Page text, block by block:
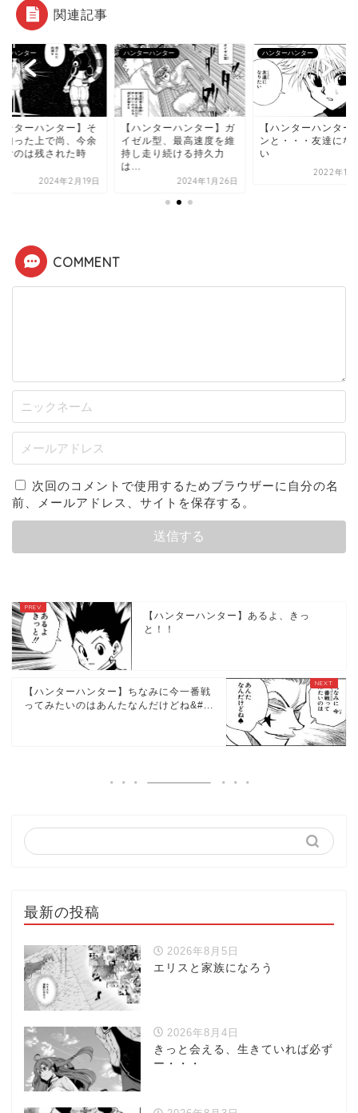
関連記事
ーハンター
ンターハンター】そ
知った上で尚、今余
むのは残された時
2024年2月19日
ハンターハンター
【ハンターハンター】ガ
イゼル型、最高速度を維
持し走り続ける持久力
は...
2024年1月26日
ハンターハンター
【ハンターハンター
ンと・・・友達にな
い
2022年11
COMMENT
次回のコメントで使用するためブラウザーに自分の名
前、メールアドレス、サイトを保存する。
【ハンターハンター】あるよ、きっ
と！！
【ハンターハンター】ちなみに今一番戦
ってみたいのはあんたなんだけどね&#...
最新の投稿
2026年8月5日
エリスと家族になろう
2026年8月4日
きっと会える、生きていれば必ず
ー・・・